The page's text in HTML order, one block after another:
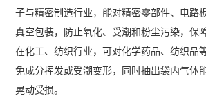
子与精密制造行业，能对精密零部件、电路
真空包装，防止氧化、受潮和粉尘污染，保
在化工、纺织行业，可对化学药品、纺织品
免成分挥发或受潮变形，同时抽出袋内气体
晃动受损。